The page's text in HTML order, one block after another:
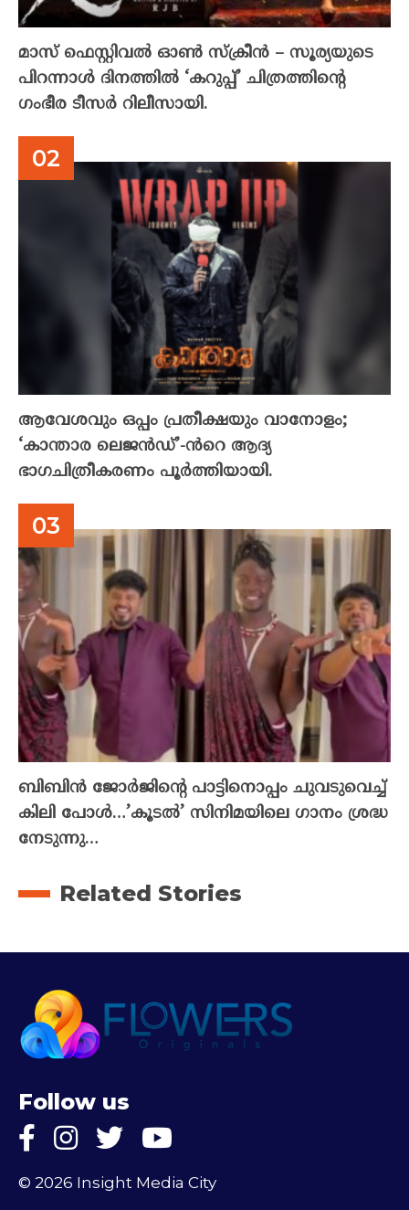
മാസ് ഫെസ്റ്റിവൽ ഓൺ സ്‌ക്രീൻ – സൂര്യയുടെ
പിറന്നാൾ ദിനത്തിൽ ‘കറുപ്പ്’ ചിത്രത്തിന്റെ
ഗംഭീര ടീസർ റിലീസായി.
ആവേശവും ഒപ്പം പ്രതീക്ഷയും വാനോളം;
‘കാന്താര ലെജൻഡ്’-ൻറെ ആദ്യ
ഭാഗചിത്രീകരണം പൂർത്തിയായി.
ബിബിൻ ജോർജിന്റെ പാട്ടിനൊപ്പം ചുവടുവെച്ച്
കിലി പോൾ…’കൂടൽ’ സിനിമയിലെ ഗാനം ശ്രദ്ധ
നേടുന്നു…
Related Stories
Follow us
© 2026 Insight Media City